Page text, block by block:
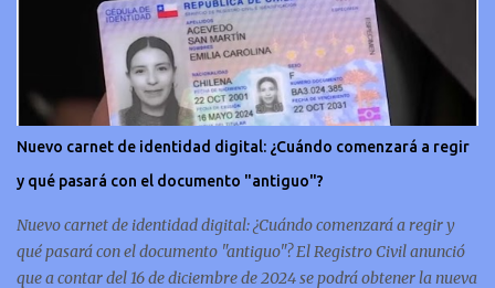
Festival de Viña del Mar no reciben un sueldo por su rol en el
evento. Al menos no un monto extra al que venían percibirndo por
contrato con su canal empleador. “A la Karen no le pagan, no le
pagan aparte. Hace rato que no pagan”, confirmó la periodista de
espectáculos, Cecilia Gutiérrez, en el programa Hay Que Decirlo
(Canal 13). “A mí la Tonka (Tomicic) me dijo que a ellos no le
pagaban”, complementó Willy Sabor. Nacho Gutiérrez aportó que,
Nuevo carnet de identidad digital: ¿Cuándo comenzará a regir
y qué pasará con el documento "antiguo"?
Nuevo carnet de identidad digital: ¿Cuándo comenzará a regir y
qué pasará con el documento "antiguo"? El Registro Civil anunció
que a contar del 16 de diciembre de 2024 se podrá obtener la nueva